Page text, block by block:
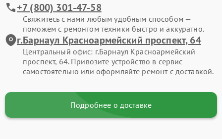
+7 (800) 301-47-58
Свяжитесь с нами любым удобным способом —
поможем с ремонтом техники быстро и аккуратно.
г.Барнаул Красноармейский проспект, 64
Центральный офис: г.Барнаул Красноармейский
проспект, 64. Привозите устройство в сервис
самостоятельно или оформляйте ремонт с доставкой.
Подробнее о доставке